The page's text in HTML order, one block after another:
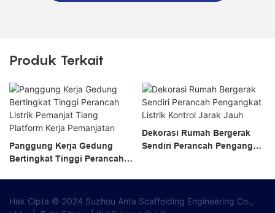
Produk Terkait
Panggung Kerja Gedung
Bertingkat Tinggi Perancah
Dekorasi Rumah Bergerak
Sendiri Perancah Pengangkat
Hak Cipta © 2024 Suzhou Anta Scaffolding Engineering Co.,